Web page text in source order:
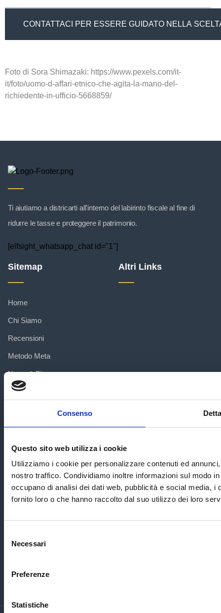
Consenso
Questo sito web utilizza i cookie
Utilizziamo i cookie per personalizzare contenuti ed
nostro traffico. Condividiamo inoltre informazioni sul modo
occupano di analisi dei dati web, pubblicità e social media,
fornito loro o che hanno raccolto dal suo utilizzo dei loro
delNecessari
Preferenze
Statistiche
CONTATTACI PER ESSERE GUIDATO NELLA
Foto di Sora Shimazaki: https://www.pexels.com/it-
it/foto/uomo-d-affari-etnico-che-agita-la-mano-del-
richiedente-in-ufficio-5668859/
Ti aiutiamo a districarti all'interno del labirinto fiscale al fine di
ridurre le tasse e proteggere il patrimonio.
[elfsight_whatsapp_chat id="1"]
Sitemap
Home
Chi Siamo
Recensioni
Metodo Meta
News & Blog
Contatti
Altri Links
Via Nicoló Biondo, 2 41012 Carpi (MO)
Privacy Policy
Cookies Policy